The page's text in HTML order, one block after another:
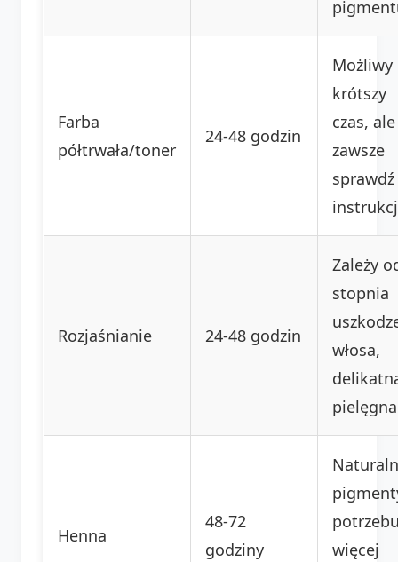
Farba
półtrwała/toner
24-48 godzin
Możliwy
krótszy
czas, ale
zawsze
sprawdź
Rozjaśnianie 24-48 godzin
Zależy
stopnia
włosa,
Henna
48-72
godziny
więcej